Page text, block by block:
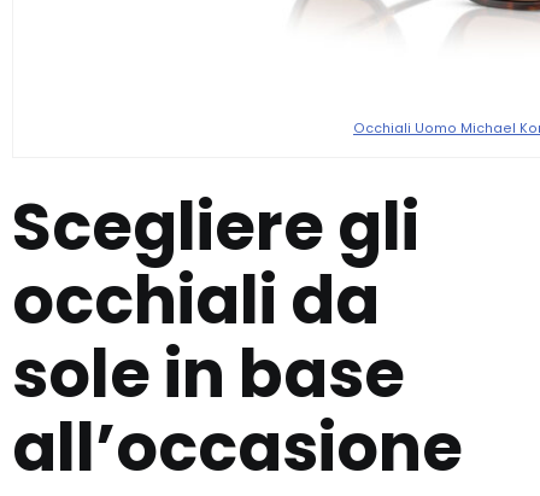
Occhiali Uomo Michael
Scegliere gli
occhiali da
sole in base
all’occasione